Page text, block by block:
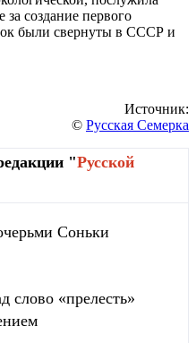
создание первого
были свернуты в СССР и
Источник:
© Русская Семерка
"Русской
Соньки
слово «прелесть»